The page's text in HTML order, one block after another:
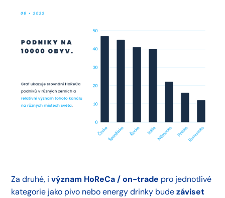
Za druhé, ivýznam HoReCa / on-trade pro jednotlivé
kategorie jako pivo nebo energy drinky budezáviset